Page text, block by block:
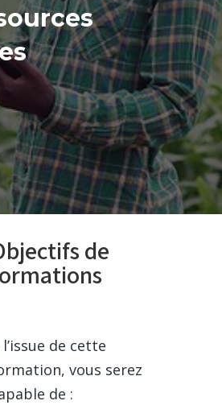
de
l’issue de cette
vous serez
de :